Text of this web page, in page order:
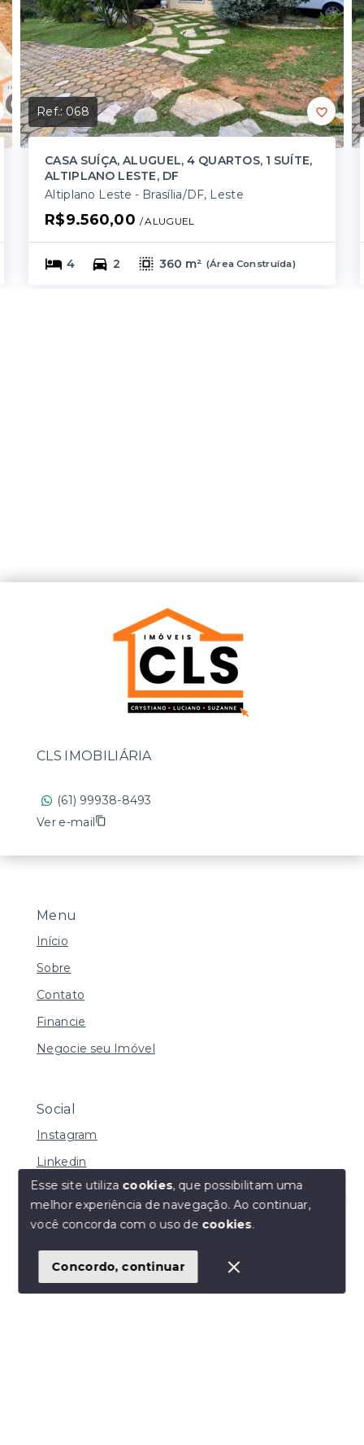
Ref.: 068
CASA SUÍÇA, ALUGUEL, 4 QUARTOS, 1 SUÍTE,
ALTIPLANO LESTE, DF
Altiplano Leste - Brasília/DF, Leste
R$9.560,00 / ALUGUEL
4 2 360 m² (Área Construída)
Olá! Clique aqui e fale agora comigo.
Menu
Início
Sobre
Contato
Financie
Negocie seu Imóvel
Social
Instagram
Linkedin
© Copyright 2026 - CLS IMOBILIÁRIA - Todos os
SITE PARA IMOBILIARIA
CLS IMOBILIÁRIA
(61) 99938-8493
Ver e-mail
Esse site utiliza cookies, que possibilitam uma
melhor experiência de navegação.Ao continuar,
você concorda com o uso de cookies.
Concordo, continuar